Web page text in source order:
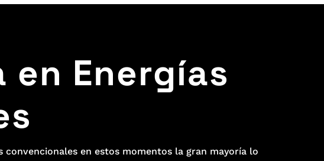
en Energías
en estos momentos la gran mayoría lo